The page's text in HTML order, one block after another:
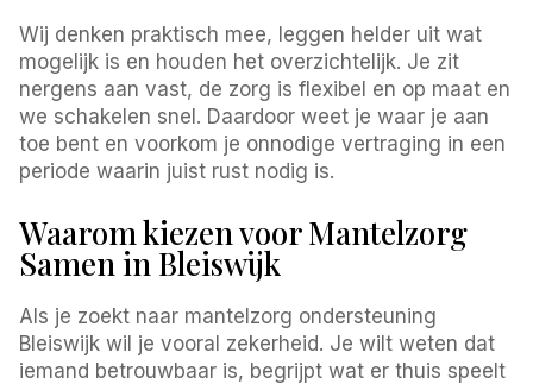
Wij denken praktisch mee, leggen helder uit wat
mogelijk is en houden het overzichtelijk. Je zit
nergens aan vast, de zorg is flexibel en op maat en
we schakelen snel. Daardoor weet je waar je aan
toe bent en voorkom je onnodige vertraging in een
periode waarin juist rust nodig is.
Waarom kiezen voor Mantelzorg
Samen in Bleiswijk
Als je zoekt naar mantelzorg ondersteuning
Bleiswijk wil je vooral zekerheid. Je wilt weten dat
iemand betrouwbaar is, begrijpt wat er thuis speelt